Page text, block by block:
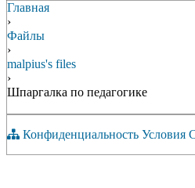
Главная
›
Файлы
›
malpius's files
›
Шпаргалка по педагогике
Конфиденциальность Условия